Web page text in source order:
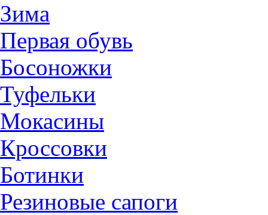
Зима
Первая обувь
Босоножки
Туфельки
Мокасины
Кроссовки
Ботинки
Резиновые сапоги